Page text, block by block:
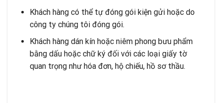
Khách hàng có thể tự đóng gói kiện gửi hoặc do
công ty chúng tôi đóng gói.
Khách hàng dán kín hoặc niêm phong bưu phẩm
bằng dấu hoặc chữ ký đối với các loại giấy tờ
quan trọng như hóa đơn, hộ chiếu, hồ sơ thầu.